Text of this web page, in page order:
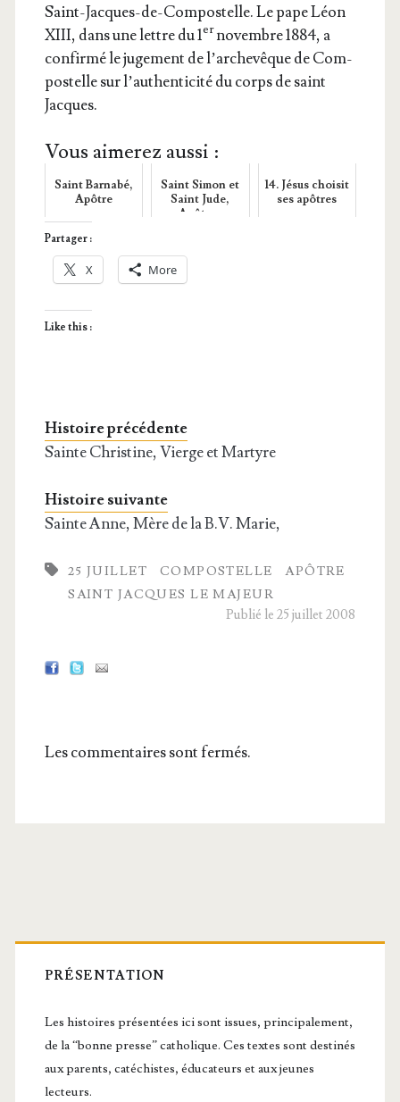
Saint-Jacques-de-Com­pos­telle. Le pape Léon
XIII, dans une lettre du 1ernovembre 1884, a
confir­mé le juge­ment de l’ar­che­vêque de Com­
pos­telle sur l’au­then­ti­ci­té du corps de saint
Jacques.
Vous aimerez aussi :
Saint Barnabé,
Apôtre
Saint Simon et
Saint Jude,
Apôtres
14. Jésus choisit
ses apôtres
Partager :
X More
Like this :
Histoire précédente
Sainte Christine, Vierge et Martyre
Histoire suivante
Sainte Anne, Mère de la B.V. Marie,
25 JUILLET COMPOSTELLE
APÔTRE
SAINT JACQUES LE MAJEUR
Publié le 25 juillet 2008
Les commentaires sont fermés.
Barre
latérale
principale
PRÉSENTATION
Les histoires présentées ici sont issues, principalement,
de la “bonne presse” catholique. Ces textes sont destinés
aux parents, catéchistes, éducateurs et aux jeunes
lecteurs.